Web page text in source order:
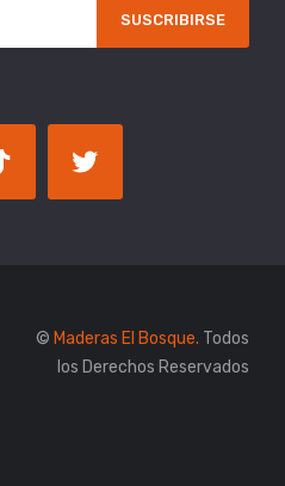
SUSCRIBIRSE
© Maderas El Bosque. Todos
los Derechos Reservados